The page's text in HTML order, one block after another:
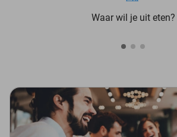
Waar wil je uit eten?